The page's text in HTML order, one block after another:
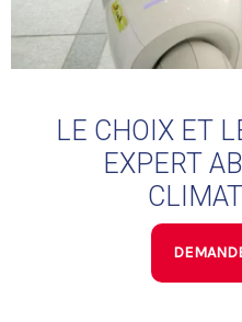
LE CHOIX ET
EXPERT